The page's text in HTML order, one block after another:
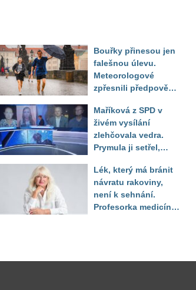
Bouřky přinesou jen
falešnou úlevu.
Meteorologové
zpřesnili předpověď
horkého počasí
Maříková z SPD v
živém vysílání
zlehčovala vedra.
Prymula ji setřel,
číslo
Lék, který má bránit
návratu rakoviny,
není k sehnání.
Profesorka medicíny